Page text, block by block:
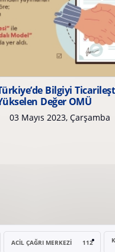
Bilgiyi
Değer OMÜ
03 Mayıs 2023, Çarşamba
ACİL ÇAĞRI MERKEZI 112